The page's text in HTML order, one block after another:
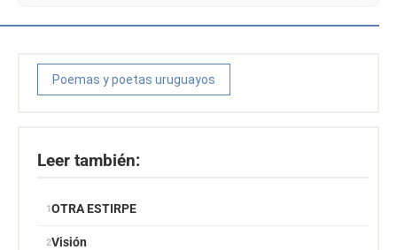
Poemas y poetas uruguayos
Leer también:
OTRA ESTIRPE
Visión